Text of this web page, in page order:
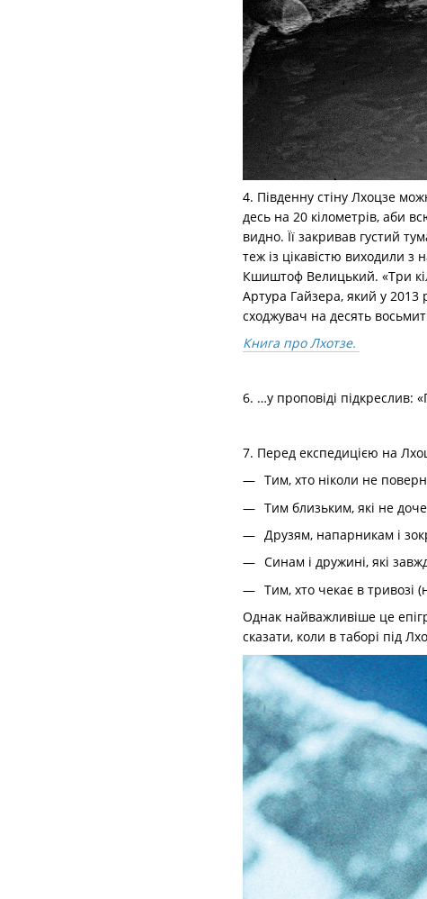
4. Південну стіну Лхоцзе
десь на 20 кілометрів, аби
видно. Її закривав густий
теж із цікавістю виходили з
Кшиштоф Велицький. «Три
Артура Гайзера, який у 2013
сходжувач на десять
Книга про Лхотзе.
6. …у проповіді підкреслив:
7. Перед експедицією на
Тим, хто ніколи не
Тим близьким, які не
Друзям, напарникам і
Синам і дружині, які
Тим, хто чекає в тривозі
Однак найважливіше це
сказати, коли в таборі під